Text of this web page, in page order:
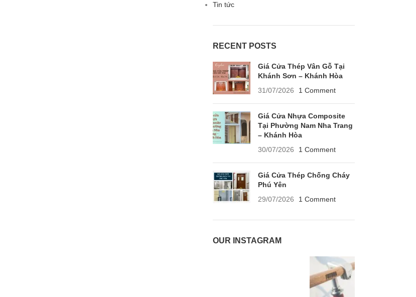
Tin tức
RECENT POSTS
Giá Cửa Thép Vân Gỗ Tại
Khánh Sơn – Khánh Hòa
31/07/2026
1 Comment
Giá Cửa Nhựa Composite
Tại Phường Nam Nha Trang
– Khánh Hòa
30/07/2026
1 Comment
Giá Cửa Thép Chống Cháy
Phú Yên
29/07/2026
1 Comment
OUR INSTAGRAM